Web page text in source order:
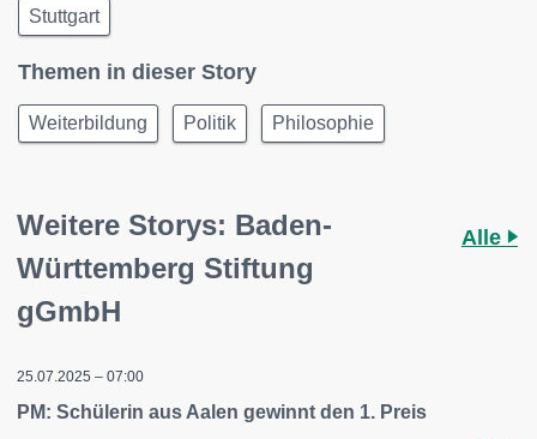
Stuttgart
Themen in dieser Story
Weiterbildung Politik Philosophie
Weitere Storys: Baden-
Württemberg Stiftung
gGmbH
Alle
25.07.2025 – 07:00
PM: Schülerin aus Aalen gewinnt den 1. Preis